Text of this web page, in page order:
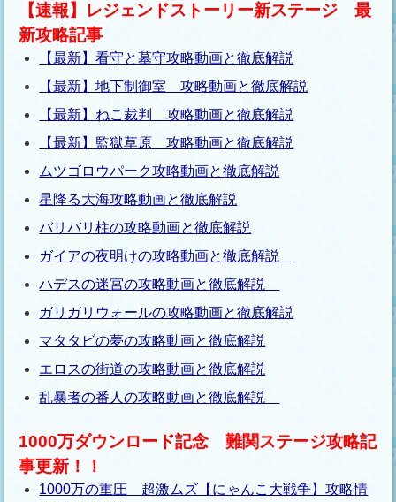
【速報】レジェンドストーリー新ステージ 最
新攻略記事
【最新】看守と墓守攻略動画と徹底解説
【最新】地下制御室 攻略動画と徹底解説
【最新】ねこ裁判 攻略動画と徹底解説
【最新】監獄草原 攻略動画と徹底解説
ムツゴロウパーク攻略動画と徹底解説
星降る大海攻略動画と徹底解説
バリバリ柱の攻略動画と徹底解説
ガイアの夜明けの攻略動画と徹底解説
ハデスの迷宮の攻略動画と徹底解説
ガリガリウォールの攻略動画と徹底解説
マタタビの夢の攻略動画と徹底解説
エロスの街道の攻略動画と徹底解説
乱暴者の番人の攻略動画と徹底解説
1000万ダウンロード記念 難関ステージ攻略記
事更新！！
1000万の重圧 超激ムズ【にゃんこ大戦争】攻略情